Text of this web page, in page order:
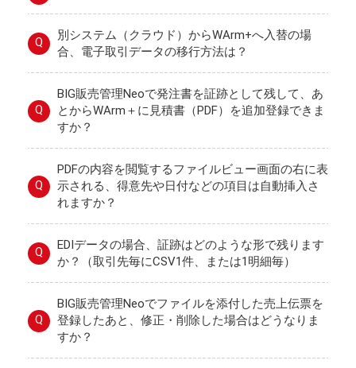
Q
別システム（クラウド）からWArm+へ入替の場
合、電子取引データの移行方法は？
Q
BIG販売管理Neoで発注書を証跡として残して、あ
とからWArm＋に見積書（PDF）を追加登録できま
すか？
Q
PDFの内容を閲覧するファイルビュー画面の右に表
示される、得意先や日付などの項目は自動挿入さ
れますか？
Q
EDIデータの場合、証跡はどのような形で残ります
か？（取引先毎にCSV1件、または1明細毎）
Q
BIG販売管理Neoでファイルを添付した売上伝票を
登録したあと、修正・削除した場合はどうなりま
すか？